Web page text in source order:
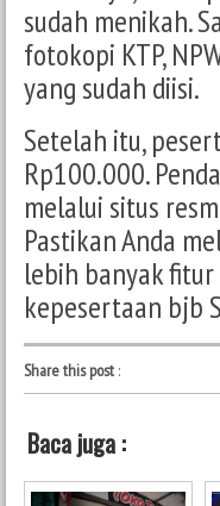
sudah menikah.
fotokopi KTP,
yang sudah diisi.
Setelah itu,
Rp100.000.
melalui situs
Pastikan Anda
lebih banyak
kepesertaan bjb
Share this post:
Baca juga :